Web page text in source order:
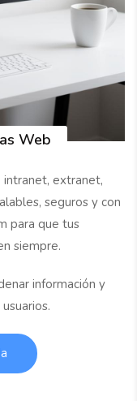
Web
extranet,
seguros y con
para que tus
siempre.
información y